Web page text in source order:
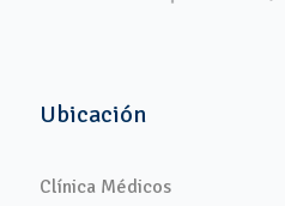
Ubicación
Clínica Médicos